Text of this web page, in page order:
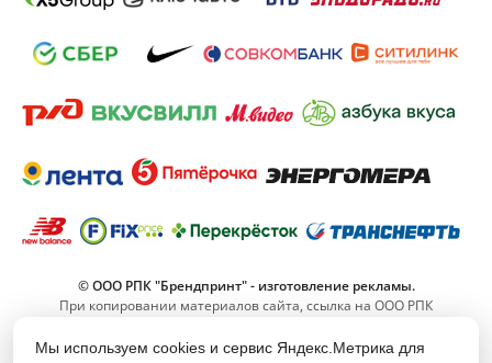
© ООО РПК "Брендпринт" - изготовление рекламы.
При копировании материалов сайта, ссылка на ООО РПК
Мы используем cookies и сервис Яндекс.Метрика для